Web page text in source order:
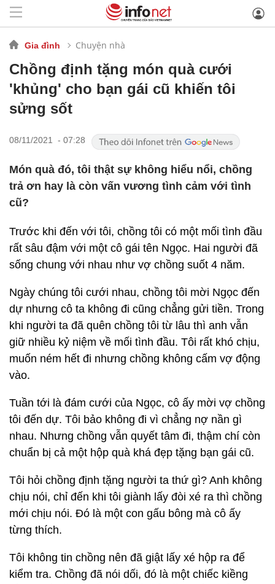
Gia đình Chuyện nhà
Chồng định tặng món quà cưới
'khủng' cho bạn gái cũ khiến tôi
sửng sốt
08/11/2021 - 07:28
Món quà đó, tôi thật sự không hiểu nổi, chồng
trả ơn hay là còn vấn vương tình cảm với tình
cũ?
Trước khi đến với tôi, chồng tôi có một mối tình đầu
rất sâu đậm với một cô gái tên Ngọc. Hai người đã
sống chung với nhau như vợ chồng suốt 4 năm.
Ngày chúng tôi cưới nhau, chồng tôi mời Ngọc đến
dự nhưng cô ta không đi cũng chẳng gửi tiền. Trong
khi người ta đã quên chồng tôi từ lâu thì anh vẫn
giữ nhiều kỷ niệm về mối tình đầu. Tôi rất khó chịu,
muốn ném hết đi nhưng chồng không cấm vợ động
vào.
Tuần tới là đám cưới của Ngọc, cô ấy mời vợ chồng
tôi đến dự. Tôi bảo không đi vì chẳng nợ nần gì
nhau. Nhưng chồng vẫn quyết tâm đi, thậm chí còn
chuẩn bị cả một hộp quà khá đẹp tặng bạn gái cũ.
Tôi hỏi chồng định tặng người ta thứ gì? Anh không
chịu nói, chỉ đến khi tôi giành lấy đòi xé ra thì chồng
mới chịu nói. Đó là một con gấu bông mà cô ấy
từng thích.
Tôi không tin chồng nên đã giật lấy xé hộp ra để
kiểm tra. Chồng đã nói dối, đó là một chiếc kiềng